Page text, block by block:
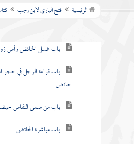
الرئيسية فتح الباري لابن رجبكتاب الحيض
باب غسل الحائض رأس
باب قراءة الرجل في حجر
حائض
باب من سمى النفاس
باب مباشرة الحائض